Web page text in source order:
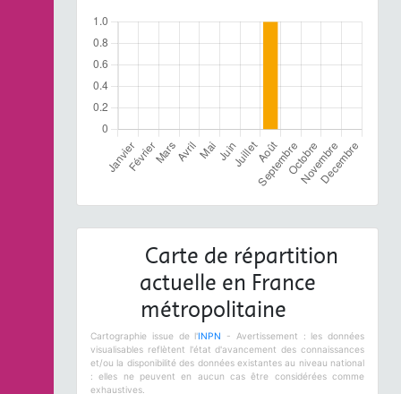
Carte de répartition
actuelle en France
métropolitaine
Cartographie issue de l'INPN
- Avertissement : les données
visualisables reflètent l'état d'avancement des connaissances
et/ou la disponibilité des données existantes au niveau national
: elles ne peuvent en aucun cas être considérées comme
exhaustives.